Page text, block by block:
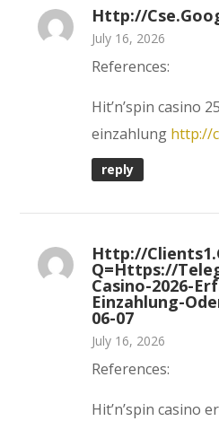
Http://
July 16, 2026
References:
Hit’n’spin casino
einzahlung http://
reply
Http://
Q=https://
Casino-2026-
Einzahlung-
06-07
July 16, 2026
References:
Hit’n’spin casino